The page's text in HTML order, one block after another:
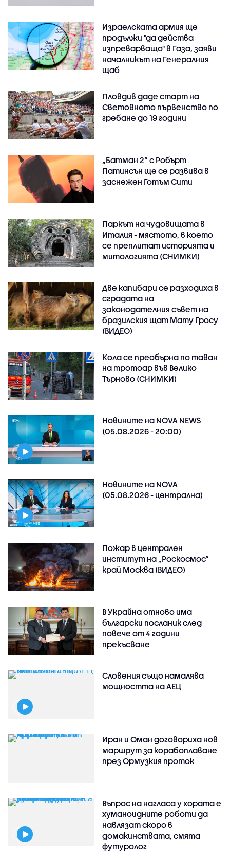
Израелската армия ще
продължи "да действа
изпреварващо" в Газа, заяви
началникът на Генералния
щаб
Пловдив даде старт на
Световното първенство по
гребане до 19 години
„Батман 2“ с Робърт
Патинсън ще се развива в
заснежен Готъм Сити
Паркът на чудовищата в
Италия - мястото, в което
се преплитат историята и
митологията (СНИМКИ)
Две капибари се разходиха в
сградата на
законодателния съвет на
бразилския щат Мату Гросу
(ВИДЕО)
Кола се преобърна по таван
на тротоар във Велико
Търново (СНИМКИ)
Новините на NOVA NEWS
(05.08.2026 - 20:00)
Новините на NOVA
(05.08.2026 - централна)
Пожар в централен
институт на „Роскосмос“
край Москва (ВИДЕО)
В Украйна отново има
български посланик след
повече от 4 години
прекъсване
Словения също намалява
мощността на АЕЦ
Иран и Оман договориха нов
маршрут за корабоплаване
през Ормузкия проток
Въпрос на нагласа у хората е
хуманоидните роботи да
навлязат скоро в
домакинствата, смята
футуролог